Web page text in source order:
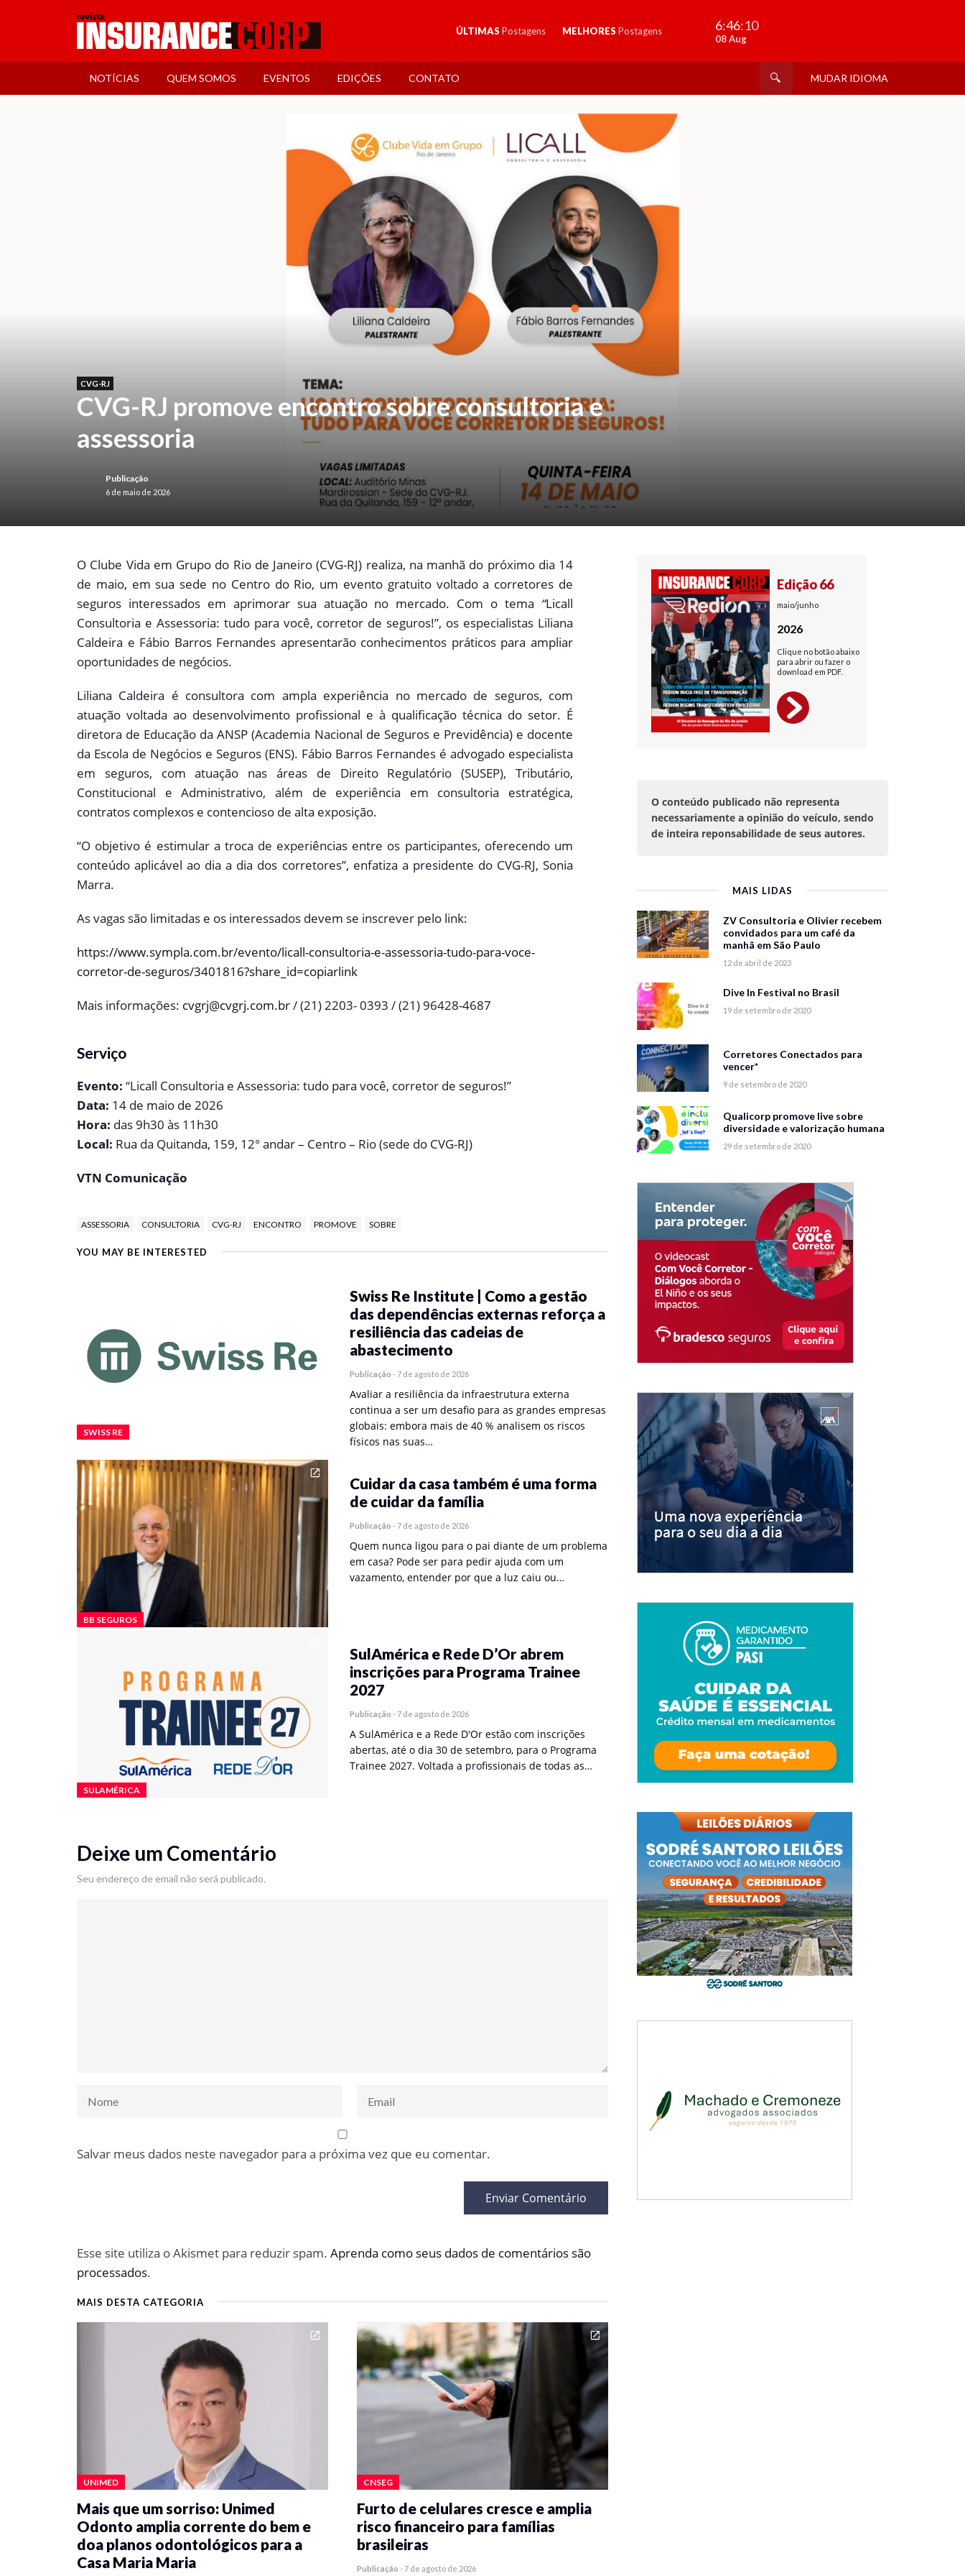
ÚLTIMAS Postagens MELHORES Postagens 6:46:11
08 Aug
NOTÍCIAS QUEM SOMOS EVENTOS EDIÇÕES CONTATO MUDAR IDIOMA
CVG-RJ
CVG-RJ promove encontro sobre consultoria e
assessoria
Publicação
6 de maio de 2026
O Clube Vida em Grupo do Rio de Janeiro (CVG-RJ) realiza, na manhã do próximo dia 14
de maio, em sua sede no Centro do Rio, um evento gratuito voltado a corretores de
seguros interessados em aprimorar sua atuação no mercado. Com o tema “Licall
Consultoria e Assessoria: tudo para você, corretor de seguros!”, os especialistas Liliana
Caldeira e Fábio Barros Fernandes apresentarão conhecimentos práticos para ampliar
oportunidades de negócios.
Liliana Caldeira é consultora com ampla experiência no mercado de seguros, com
atuação voltada ao desenvolvimento profissional e à qualificação técnica do setor. É
diretora de Educação da ANSP (Academia Nacional de Seguros e Previdência) e docente
da Escola de Negócios e Seguros (ENS). Fábio Barros Fernandes é advogado especialista
em seguros, com atuação nas áreas de Direito Regulatório (SUSEP), Tributário,
Constitucional e Administrativo, além de experiência em consultoria estratégica,
contratos complexos e contencioso de alta exposição.
“O objetivo é estimular a troca de experiências entre os participantes, oferecendo um
conteúdo aplicável ao dia a dia dos corretores”, enfatiza a presidente do CVG-RJ, Sonia
Marra.
As vagas são limitadas e os interessados devem se inscrever pelo link:
https://www.sympla.com.br/evento/licall-consultoria-e-assessoria-tudo-para-voce-
corretor-de-seguros/3401816?share_id=copiarlink
Mais informações: cvgrj@cvgrj.com.br/ (21) 2203- 0393 / (21) 96428-4687
Serviço
Evento: “Licall Consultoria e Assessoria: tudo para você, corretor de seguros!”
Data: 14 de maio de 2026
Hora: das 9h30 às 11h30
Local: Rua da Quitanda, 159, 12° andar – Centro – Rio (sede do CVG-RJ)
VTN Comunicação
ASSESSORIA CONSULTORIA CVG-RJ ENCONTRO PROMOVE SOBRE
YOU MAY BE INTERESTED
SWISS RE
Swiss Re Institute | Como a gestão
das dependências externas reforça a
resiliência das cadeias de
abastecimento
Publicação - 7 de agosto de 2026
Avaliar a resiliência da infraestrutura externa
continua a ser um desafio para as grandes empresas
globais: embora mais de 40 % analisem os riscos
físicos nas suas…
BB SEGUROS
Cuidar da casa também é uma forma
de cuidar da família
Publicação - 7 de agosto de 2026
Quem nunca ligou para o pai diante de um problema
em casa? Pode ser para pedir ajuda com um
vazamento, entender por que a luz caiu ou…
SULAMÉRICA
SulAmérica e Rede D’Or abrem
inscrições para Programa Trainee
2027
Publicação - 7 de agosto de 2026
A SulAmérica e a Rede D'Or estão com inscrições
abertas, até o dia 30 de setembro, para o Programa
Trainee 2027. Voltada a profissionais de todas as…
Deixe um Comentário
Seu endereço de email não será publicado.
Salvar meus dados neste navegador para a próxima vez que eu comentar.
Esse site utiliza o Akismet para reduzir spam. Aprenda como seus dados de comentários são
processados.
MAIS DESTA CATEGORIA
UNIMED
Mais que um sorriso: Unimed
Odonto amplia corrente do bem e
doa planos odontológicos para a
Casa Maria Maria
CNSEG
Furto de celulares cresce e amplia
risco financeiro para famílias
brasileiras
Publicação - 7 de agosto de 2026
O conteúdo publicado não representa
necessariamente a opinião do veículo, sendo
de inteira reponsabilidade de seus autores.
MAIS LIDAS
ZV Consultoria e Olivier recebem
convidados para um café da
manhã em São Paulo
12 de abril de 2023
Dive In Festival no Brasil
19 de setembro de 2020
Corretores Conectados para
vencer*
9 de setembro de 2020
Qualicorp promove live sobre
diversidade e valorização humana
29 de setembro de 2020